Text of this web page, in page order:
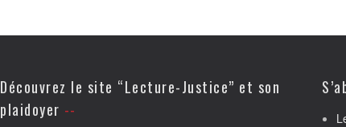
Découvrez le site “Lecture-Justice” et son
plaidoyer